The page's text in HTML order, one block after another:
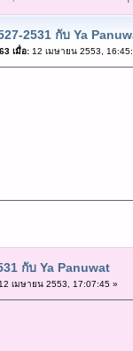
2531 กับ Ya
เมื่อ:12 เมษายน 2553,
กับ Ya Panuwat
เมษายน 2553, 17:07:45 »